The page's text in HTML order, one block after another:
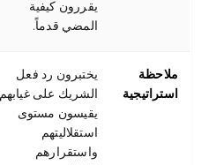
يقررون كيفية
المضي قدماً.
ملاحظة
استراتيجية
يختبرون رد فعل
الشريك على غيابهم،
يقيسون مستوى
استقلاليتهم
واستقرارهم